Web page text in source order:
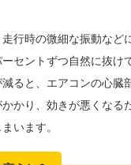
行時の微細な振動など
セントずつ自然に抜け
ると、エアコンの心臓
かり、効きが悪くなる
います。